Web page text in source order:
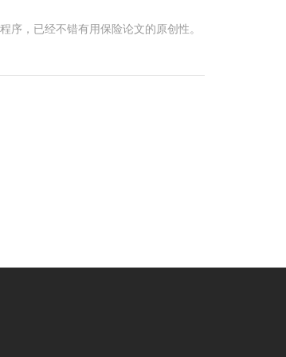
，已经不错有用保险论文的原创性。